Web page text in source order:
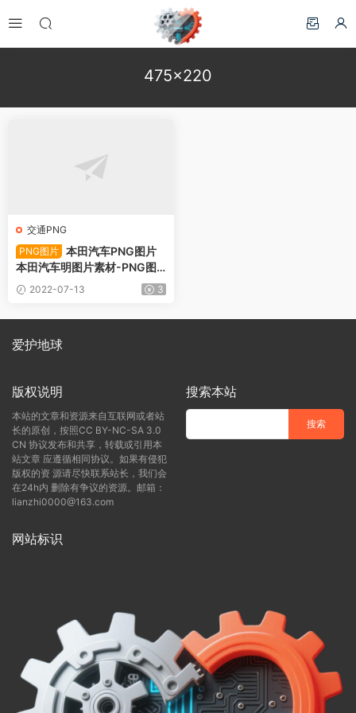
475×220
交通PNG
PNG图片 本田汽车PNG图片
本田汽车明图片素材-PNG图
片10331下载
2022-07-13 3
爱护地球
版权说明
本站的文章和资源来自互联网或者站
长的原创，按照CC BY-NC-SA 3.0
CN 协议发布和共享，转载或引用本
站文章 应遵循相同协议。如果有侵犯
版权的资 源请尽快联系站长，我们会
在24h内 删除有争议的资源。邮箱：
lianzhi0000@163.com
搜索本站
网站标识